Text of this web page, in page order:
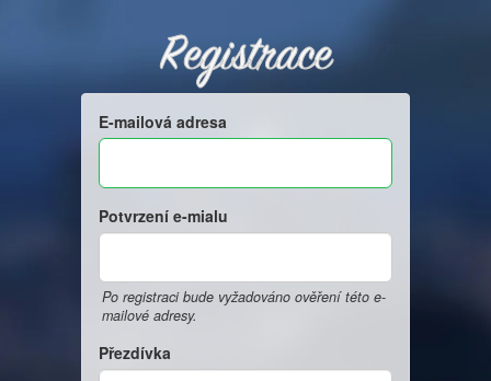
Registrace
E-mailová adresa
Potvrzení e-mialu
Po registraci bude vyžadováno ověření této e-
mailové adresy.
Přezdívka